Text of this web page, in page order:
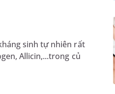
sinh tự nhiên rất
Allicin,...trong củ